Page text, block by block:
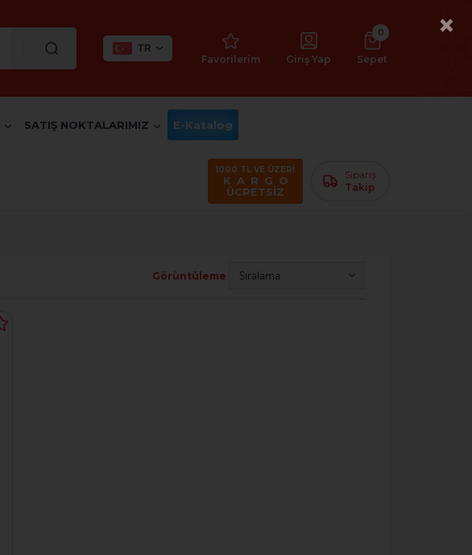
TR
Favorilerim
Giriş Yap
0
Sepet
SATIŞ NOKTALARIMIZ E-Katalog
1000 TL VE ÜZERİ
K A R G O
ÜCRETSİZ
Sipariş
Takip
Görüntüleme
×